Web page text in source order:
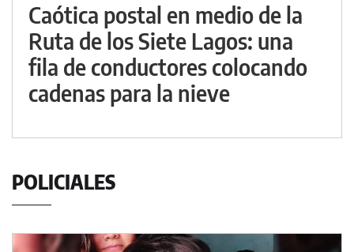
Caótica postal en medio de la
Ruta de los Siete Lagos: una
fila de conductores colocando
cadenas para la nieve
POLICIALES